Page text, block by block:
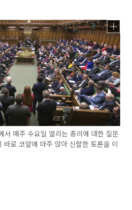
매주 수요일 열리는 총리에 대한 질문
로 코앞에 마주 앉아 신랄한 토론을 이